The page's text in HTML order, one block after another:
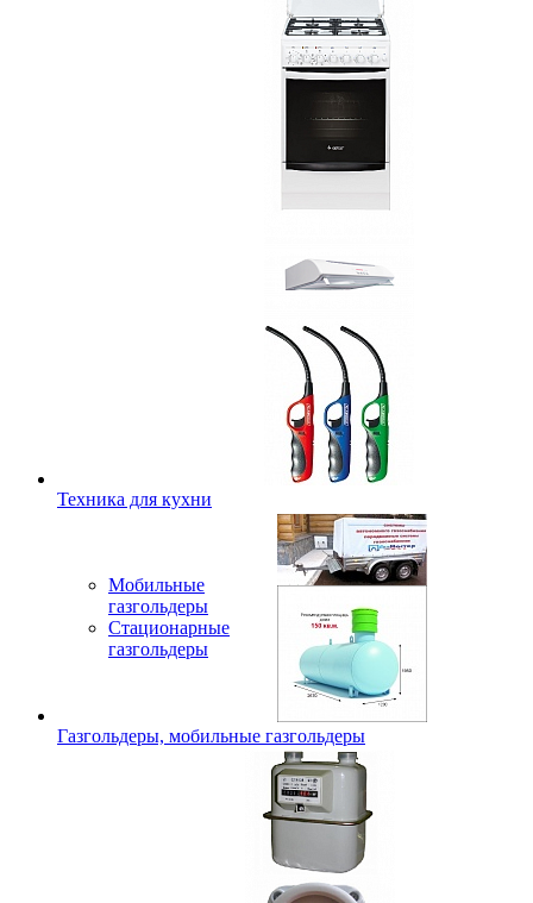
Техника для кухни
Мобильные
газгольдеры
Стационарные
газгольдеры
Газгольдеры, мобильные газгольдеры